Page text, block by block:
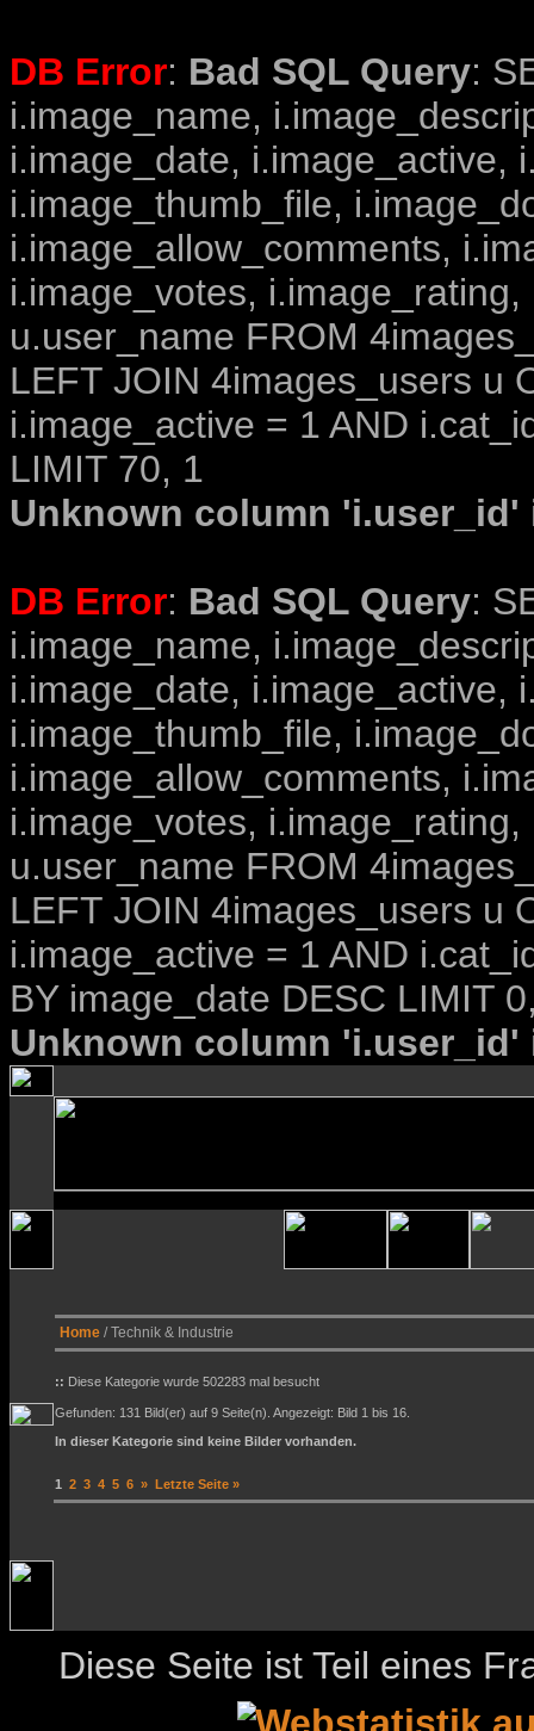
DB Error: Bad SQL Query:
i.image_name,
i.image_date, i.image_active,
i.image_thumb_file,
i.image_allow_comments,
i.image_votes,
u.user_name FROM
LEFT JOIN 4images_users u
i.image_active = 1 AND
LIMIT 70, 1
Unknown column
DB Error: Bad SQL Query:
i.image_name,
i.image_date, i.image_active,
i.image_thumb_file,
i.image_allow_comments,
i.image_votes,
u.user_name FROM
LEFT JOIN 4images_users u
i.image_active = 1 AND
BY image_date DESC LIMIT
Unknown column
Home / Technik & Industrie
:: Diese Kategorie wurde 502283 mal besucht
Gefunden: 131 Bild(er) auf 9 Seite(n). Angezeigt: Bild 1 bis 16.
In dieser Kategorie sind keine Bilder vorhanden.
1 2 3 4 5 6 » Letzte Seite »
Diese Seite ist Teil eines